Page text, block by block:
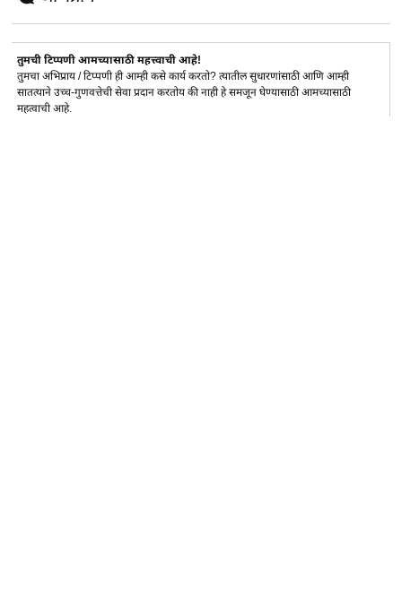
तुमची टिप्पणी आमच्यासाठी महत्त्वाची आहे!
तुमचा अभिप्राय / टिप्पणी ही आम्ही कसे कार्य करतो? त्यातील सुधारणांसाठी आणि आम्ही
सातत्याने उच्च-गुणवत्तेची सेवा प्रदान करतोय की नाही हे समजून घेण्यासाठी आमच्यासाठी
महत्वाची आहे.